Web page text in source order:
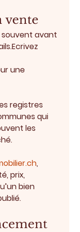
vente
souvent avant
Ecrivez
une
registres
qui
les
,
prix,
bien